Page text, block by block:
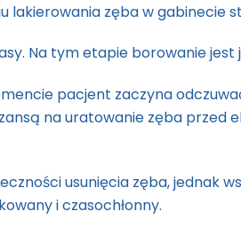
lakierowania zęba w gabinecie
Na tym etapie borowanie jest
pacjent zaczyna
na uratowanie zęba przed
usunięcia zęba, jednak
i czasochłonny.